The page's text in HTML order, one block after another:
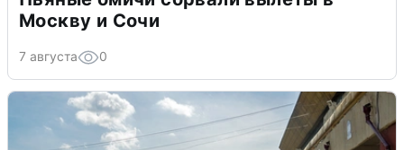
Москву и Сочи
7 августа 0